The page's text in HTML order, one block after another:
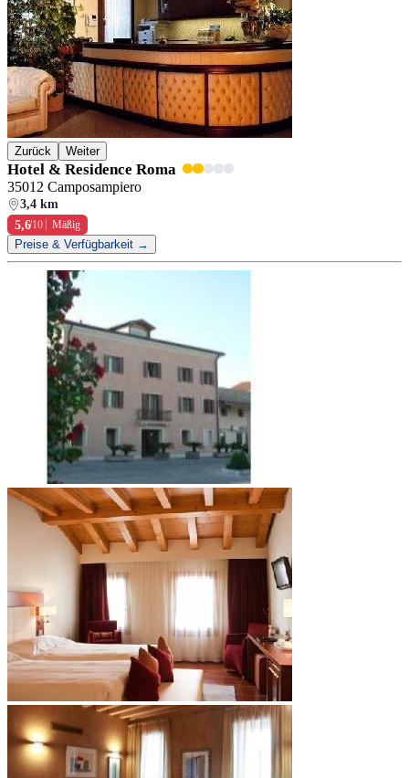
Zurück Weiter
Hotel & Residence Roma
35012 Camposampiero
3,4 km
5,6/10 Mäßig
Preise & Verfügbarkeit →